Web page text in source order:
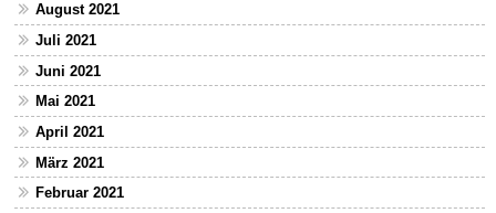
August 2021
Juli 2021
Juni 2021
Mai 2021
April 2021
März 2021
Februar 2021